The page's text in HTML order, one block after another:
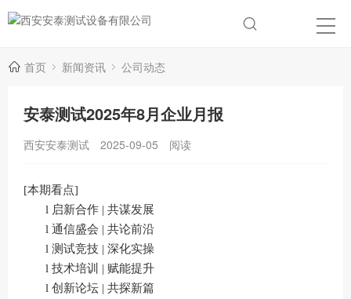
首页 新闻资讯 公司动态
安泰测试2025年8月企业月报
西安安泰测试 2025-09-05 阅读
[本期看点]
l 启新合作 | 共谋发展
l 通信盛会 | 共论前沿
l 测试竞技 | 深化实操
l 技术培训 | 赋能提升
l 创新论坛 | 共探新篇